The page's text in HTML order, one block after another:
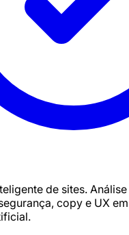
de sites. Análise
copy e UX